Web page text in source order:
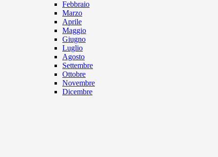
Febbraio
Marzo
Aprile
Maggio
Giugno
Luglio
Agosto
Settembre
Ottobre
Novembre
Dicembre